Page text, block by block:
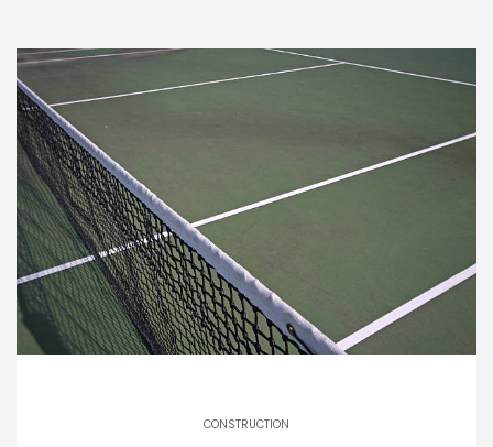
CONSTRUCTION